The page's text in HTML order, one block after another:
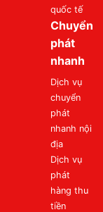
quốc tế
Chuyển
phát
nhanh
Dịch vụ
chuyển
phát
nhanh nội
địa
Dịch vụ
phát
hàng thu
tiền